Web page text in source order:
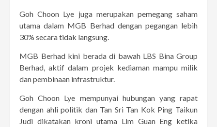
Goh Choon Lye juga merupakan pemegang saham
utama dalam MGB Berhad dengan pegangan lebih
30% secara tidak langsung.
MGB Berhad kini berada di bawah LBS Bina Group
Berhad, aktif dalam projek kediaman mampu milik
dan pembinaan infrastruktur.
Goh Choon Lye mempunyai hubungan yang rapat
dengan ahli politik dan Tan Sri Tan Kok Ping Taikun
Judi dikatakan kroni utama Lim Guan Eng ketika